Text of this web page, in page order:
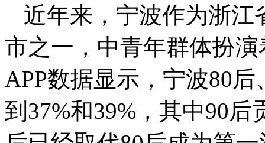
近年来，宁波作为浙江
市之一，中青年群体扮
APP数据显示，宁波80
到37%和39%，其中90